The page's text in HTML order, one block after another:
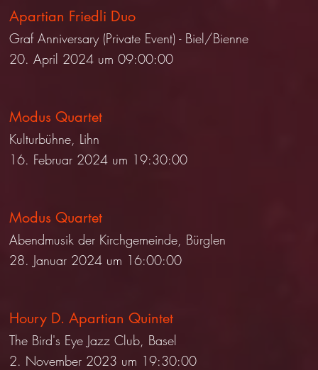
Apartian Friedli Duo
Graf Anniversary (Private Event) - Biel/Bienne
20. April 2024 um 09:00:00
Modus Quartet
Kulturbühne, Lihn
16. Februar 2024 um 19:30:00
Modus Quartet
Abendmusik der Kirchgemeinde, Bürglen
28. Januar 2024 um 16:00:00
Houry D. Apartian Quintet
The Bird's Eye Jazz Club, Basel
2. November 2023 um 19:30:00